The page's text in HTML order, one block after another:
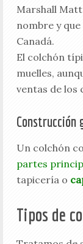
Marshall
nombre y
Canadá.
El colchón
muelles,
ventas de los
Construcción
Un colchón
partes
tapicería o
Tipos de